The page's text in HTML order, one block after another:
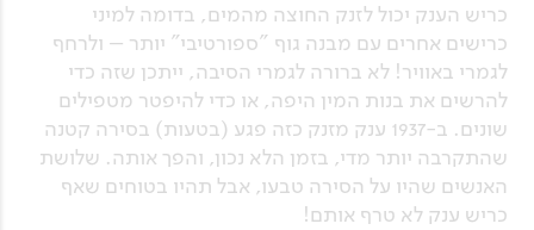
כריש הענק יכול לזנק החוצה מהמים, בדומה למיני
כרישים אחרים עם מבנה גוף "ספורטיבי" יותר – ולרחף
לגמרי באוויר! לא ברורה לגמרי הסיבה, ייתכן שזה כדי
להרשים את בנות המין היפה, או כדי להיפטר מטפילים
שונים. ב-1937 ענק מזנק כזה פגע (בטעות) בסירה קטנה
שהתקרבה יותר מדי, בזמן הלא נכון, והפך אותה. שלושת
האנשים שהיו על הסירה טבעו, אבל תהיו בטוחים שאף
כריש ענק לא טרף אותם!